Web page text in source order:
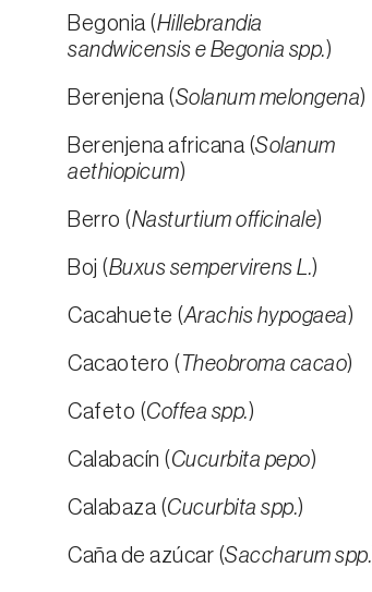
Begonia (Hillebrandia
sandwicensis e Begonia spp.)
Berenjena (Solanum melongena)
Berenjena africana (Solanum
aethiopicum)
Berro (Nasturtium officinale)
Boj (Buxus sempervirens L.)
Cacahuete (Arachis hypogaea)
Cacaotero ( Theobroma cacao)
Cafeto (Coffea spp.)
Calabacín (Cucurbita pepo)
Calabaza (Cucurbita spp.)
Caña de azúcar (Saccharum spp.